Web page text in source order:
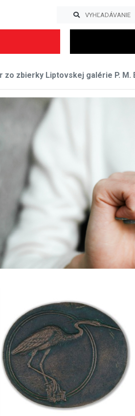
zo zbierky Liptovskej galérie P.